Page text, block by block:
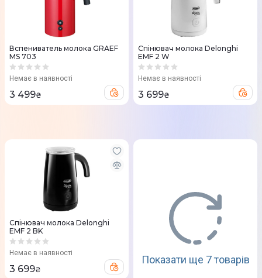
Вспениватель молока GRAEF
MS 703
Немає в наявності
3 499₴
Спінювач молока Delonghi
EMF 2 W
Немає в наявності
3 699₴
Спінювач молока Delonghi
EMF 2 BK
Немає в наявності
3 699₴
Показати ще 7 товарів